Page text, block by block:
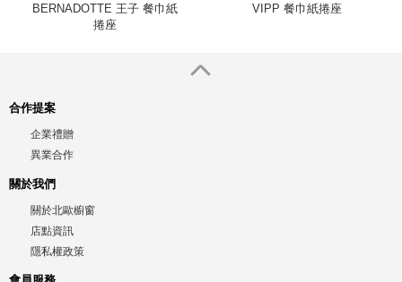
BERNADOTTE 王子 餐巾紙
捲座
VIPP 餐巾紙捲座
合作提案
企業禮贈
異業合作
關於我們
關於北歐櫥窗
店點資訊
隱私權政策